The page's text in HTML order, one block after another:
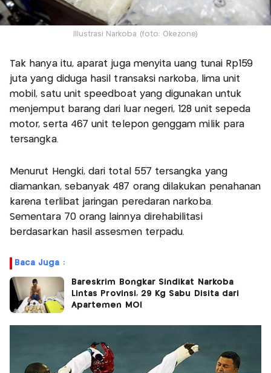
Illustrasi Narkoba (foto: Okezone)
Tak hanya itu, aparat juga menyita uang tunai Rp159
juta yang diduga hasil transaksi narkoba, lima unit
mobil, satu unit speedboat yang digunakan untuk
menjemput barang dari luar negeri, 128 unit sepeda
motor, serta 467 unit telepon genggam milik para
tersangka.
Menurut Hengki, dari total 557 tersangka yang
diamankan, sebanyak 487 orang dilakukan penahanan
karena terlibat jaringan peredaran narkoba.
Sementara 70 orang lainnya direhabilitasi
berdasarkan hasil assesmen terpadu.
Baca Juga :
Bareskrim Bongkar Sindikat Narkoba
Lintas Provinsi, 29 Kg Sabu Disita dari
Apartemen MOI